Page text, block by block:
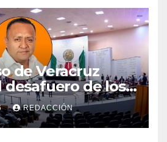
de Veracruz
desafuero de los
Ixhuatlán del
Galván para
a la justicia
REDACCIÓN